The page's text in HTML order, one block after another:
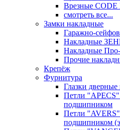
Врезные CODE
смотреть все...
Замки накладные
Гаражно-
Накладные
Накладные
Прочие
Крепёж
Фурнитура
Глазки дверные
Петли
подшипником
Петли
подшипником